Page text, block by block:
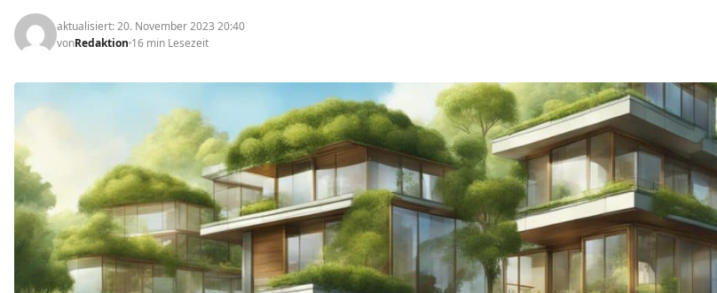
aktualisiert: 20. November 2023 20:40
vonRedaktion 16 min Lesezeit